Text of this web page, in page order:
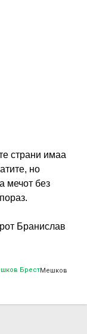
страни имаа
но
мечот без
Бранислав
Мешков